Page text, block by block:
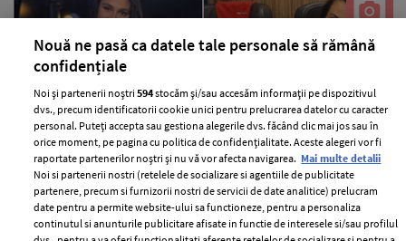
Situația neplăcută prin care a trecut
Anca Serea în timpul călătoriei cu
trenul în Italia, alături de copii: "Suntem
șocați, nu știm ce putem să facem..."
Nouă ne pasă ca datele tale personale să rămână
confidențiale
Noi și partenerii noștri594stocăm și/sau accesăm informații pe dispozitivul
dvs., precum identificatorii cookie unici pentru prelucrarea datelor cu caracter
personal. Puteți accepta sau gestiona alegerile dvs. făcând clic mai jos sau în
orice moment, pe pagina cu politica de confidențialitate. Aceste alegeri vor fi
raportate partenerilor noștri și nu vă vor afecta navigarea. Mai multe detalii
Noi si partenerii nostri (retelele de socializare si agentiile de publicitate
partenere, precum si furnizorii nostri de servicii de date analitice) prelucram
date pentru a permite website-ului sa functioneze, pentru a personaliza
continutul si anunturile publicitare afisate in functie de interesele si/sau profilul